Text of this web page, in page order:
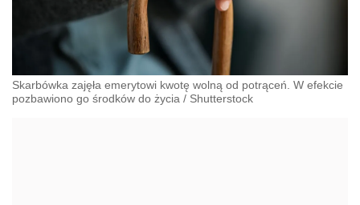
Skarbówka zajęła emerytowi kwotę wolną od potrąceń. W efekcie
pozbawiono go środków do życia / Shutterstock